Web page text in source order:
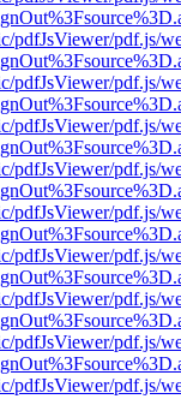
pdfJsViewer/pdf.js/
pdfJsViewer/pdf.js/
pdfJsViewer/pdf.js/
pdfJsViewer/pdf.js/
pdfJsViewer/pdf.js/
pdfJsViewer/pdf.js/
pdfJsViewer/pdf.js/
pdfJsViewer/pdf.js/
pdfJsViewer/pdf.js/